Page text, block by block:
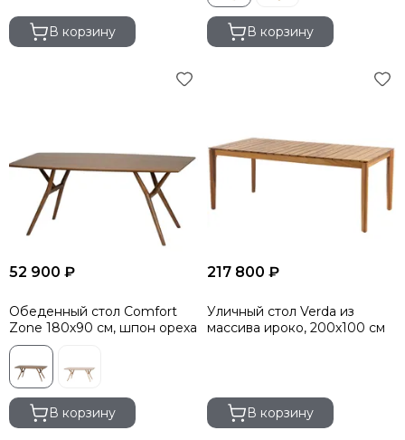
В корзину В корзину
52 900 ₽
Обеденный стол Comfort
Zone 180х90 см, шпон ореха
В корзину
217 800 ₽
Уличный стол Verda из
массива ироко, 200х100 см
В корзину